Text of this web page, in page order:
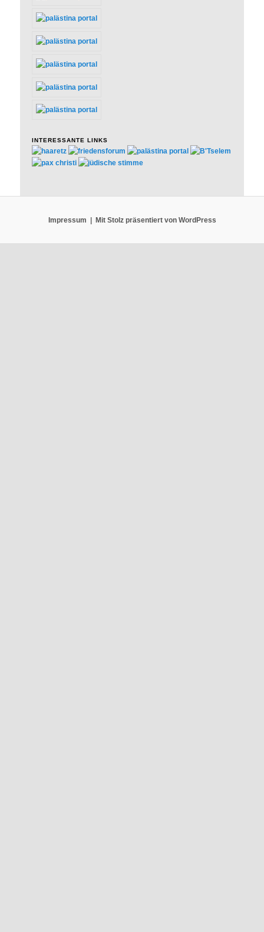
INTERESSANTE LINKS
Impressum Mit Stolz präsentiert von WordPress